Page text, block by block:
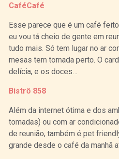
CaféCafé
Esse parece que é um café
eu vou tá cheio de gente em
tudo mais. Só tem lugar no ar
mesas tem tomada perto. O
delícia, e os doces…
Bistrô 858
Além da internet ótima e dos
tomadas) ou com ar
de reunião, também é pet
grande desde o café da manhã